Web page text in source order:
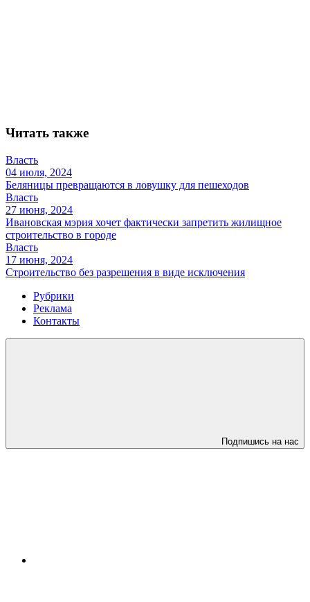
Читать также
Власть
04 июля, 2024
Беляницы превращаются в ловушку для пешеходов
Власть
27 июня, 2024
Ивановская мэрия хочет фактически запретить жилищное
строительство в городе
Власть
17 июня, 2024
Строительство без разрешения в виде исключения
Рубрики
Реклама
Контакты
Подпишись на нас